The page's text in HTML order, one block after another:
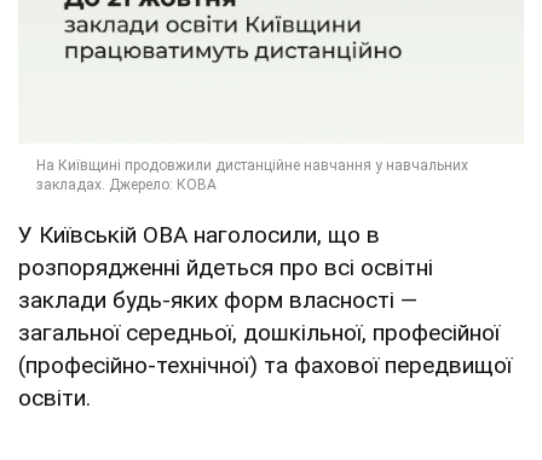
У Київській ОВА наголосили, що в
розпорядженні йдеться про всі освітні
заклади будь-яких форм власності —
загальної середньої, дошкільної, професійної
(професійно-технічної) та фахової передвищої
освіти.